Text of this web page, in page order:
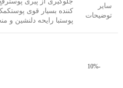
سایر
توضیحات
کننده بسیار قوی
پوستبا رایحه دلنشین و
-10%